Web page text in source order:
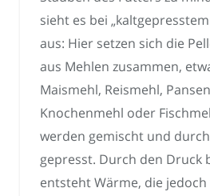
sieht es bei
aus: Hier setzen sich die
aus Mehlen zusammen,
Maismehl, Reismehl,
Knochenmehl oder
werden gemischt und
gepresst. Durch den Druck
entsteht Wärme, die